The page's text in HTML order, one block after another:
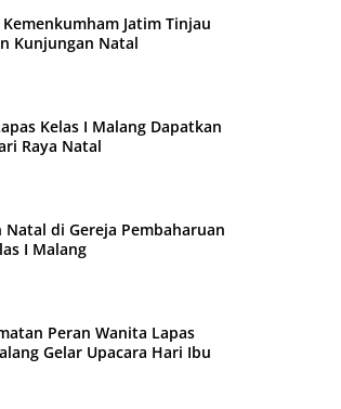
Kemenkumham Jatim Tinjau
Kunjungan Natal
Kelas I Malang Dapatkan
Raya Natal
Natal di Gereja Pembaharuan
I Malang
Peran Wanita Lapas
Gelar Upacara Hari Ibu